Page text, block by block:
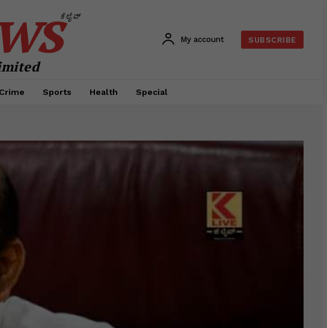
ಕೆಲೈವ್
My account SUBSCRIBE
Crime Sports Health Special